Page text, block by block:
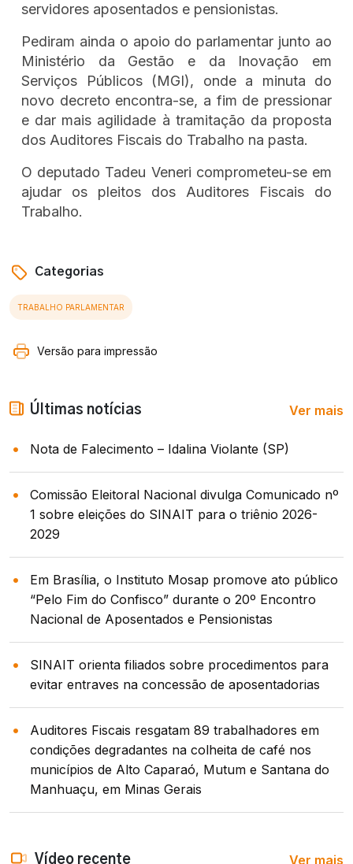
servidores aposentados e pensionistas.
Pediram ainda o apoio do parlamentar junto ao
Ministério da Gestão e da Inovação em
Serviços Públicos (MGI), onde a minuta do
novo decreto encontra-se, a fim de pressionar
e dar mais agilidade à tramitação da proposta
dos Auditores Fiscais do Trabalho na pasta.
O deputado Tadeu Veneri comprometeu-se em
ajudar os pleitos dos Auditores Fiscais do
Trabalho.
Categorias
TRABALHO PARLAMENTAR
Versão para impressão
Últimas notícias Ver mais
Nota de Falecimento – Idalina Violante (SP)
Comissão Eleitoral Nacional divulga Comunicado nº
1 sobre eleições do SINAIT para o triênio 2026-
2029
Em Brasília, o Instituto Mosap promove ato público
“Pelo Fim do Confisco” durante o 20º Encontro
Nacional de Aposentados e Pensionistas
SINAIT orienta filiados sobre procedimentos para
evitar entraves na concessão de aposentadorias
Auditores Fiscais resgatam 89 trabalhadores em
condições degradantes na colheita de café nos
municípios de Alto Caparaó, Mutum e Santana do
Manhuaçu, em Minas Gerais
Vídeo recente Ver mais